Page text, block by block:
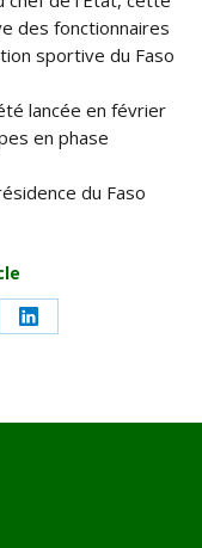
des fonctionnaires
sportive du Faso
lancée en février
en phase
du Faso
Share